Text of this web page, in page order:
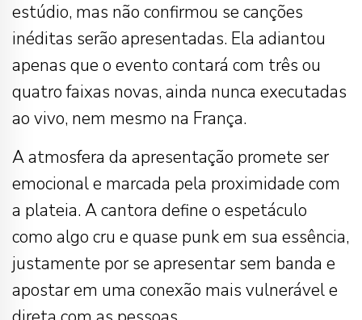
estúdio, mas não confirmou se canções
inéditas serão apresentadas. Ela adiantou
apenas que o evento contará com três ou
quatro faixas novas, ainda nunca executadas
ao vivo, nem mesmo na França.
A atmosfera da apresentação promete ser
emocional e marcada pela proximidade com
a plateia. A cantora define o espetáculo
como algo cru e quase punk em sua essência,
justamente por se apresentar sem banda e
apostar em uma conexão mais vulnerável e